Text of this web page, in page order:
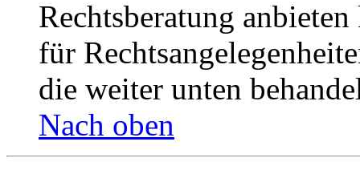
Rechtsberatung
für
die weiter unten
Nach oben